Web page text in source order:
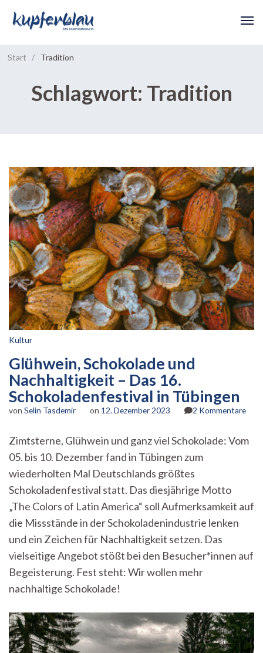
Start / Tradition
Schlagwort: Tradition
Kultur
Glühwein, Schokolade und
Nachhaltigkeit – Das 16.
Schokoladenfestival in Tübingen
von Selin Tasdemir on 12. Dezember 2023 2 Kommentarezu
und
Zimtsterne, Glühwein und ganz viel Schokolade: Vom
05. bis 10. Dezember fand in Tübingen zum
wiederholten Mal Deutschlands größtes
Schokoladenfestival statt. Das diesjährige Motto
„The Colors of Latin America“ soll Aufmerksamkeit auf
die Missstände in der Schokoladenindustrie lenken
und ein Zeichen für Nachhaltigkeit setzen. Das
vielseitige Angebot stößt bei den Besucher*innen auf
Begeisterung. Fest steht: Wir wollen mehr
nachhaltige Schokolade!